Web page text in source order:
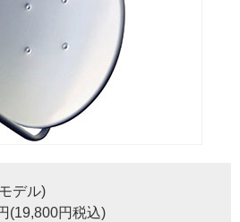
デル)
(19,800円税込)